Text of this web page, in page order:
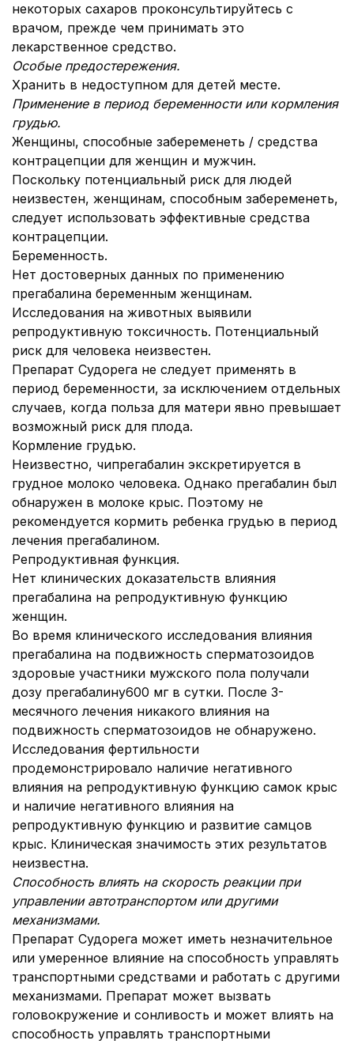
некоторых сахаров проконсультируйтесь с
врачом, прежде чем принимать это
лекарственное средство.
Особые предостережения.
Хранить в недоступном для детей месте.
Применение в период беременности или кормления
грудью.
Женщины, способные забеременеть / средства
контрацепции для женщин и мужчин.
Поскольку потенциальный риск для людей
неизвестен, женщинам, способным забеременеть,
следует использовать эффективные средства
контрацепции.
Беременность.
Нет достоверных данных по применению
прегабалина беременным женщинам.
Исследования на животных выявили
репродуктивную токсичность. Потенциальный
риск для человека неизвестен.
Препарат Судорега не следует применять в
период беременности, за исключением отдельных
случаев, когда польза для матери явно превышает
возможный риск для плода.
Кормление грудью.
Неизвестно, чипрегабалин экскретируется в
грудное молоко человека. Однако прегабалин был
обнаружен в молоке крыс. Поэтому не
рекомендуется кормить ребенка грудью в период
лечения прегабалином.
Репродуктивная функция.
Нет клинических доказательств влияния
прегабалина на репродуктивную функцию
женщин.
Во время клинического исследования влияния
прегабалина на подвижность сперматозоидов
здоровые участники мужского пола получали
дозу прегабалину600 мг в сутки. После 3-
месячного лечения никакого влияния на
подвижность сперматозоидов не обнаружено.
Исследования фертильности
продемонстрировало наличие негативного
влияния на репродуктивную функцию самок крыс
и наличие негативного влияния на
репродуктивную функцию и развитие самцов
крыс. Клиническая значимость этих результатов
неизвестна.
Способность влиять на скорость реакции при
управлении автотранспортом или другими
механизмами.
Препарат Судорега может иметь незначительное
или умеренное влияние на способность управлять
транспортными средствами и работать с другими
механизмами. Препарат может вызвать
головокружение и сонливость и может влиять на
способность управлять транспортными